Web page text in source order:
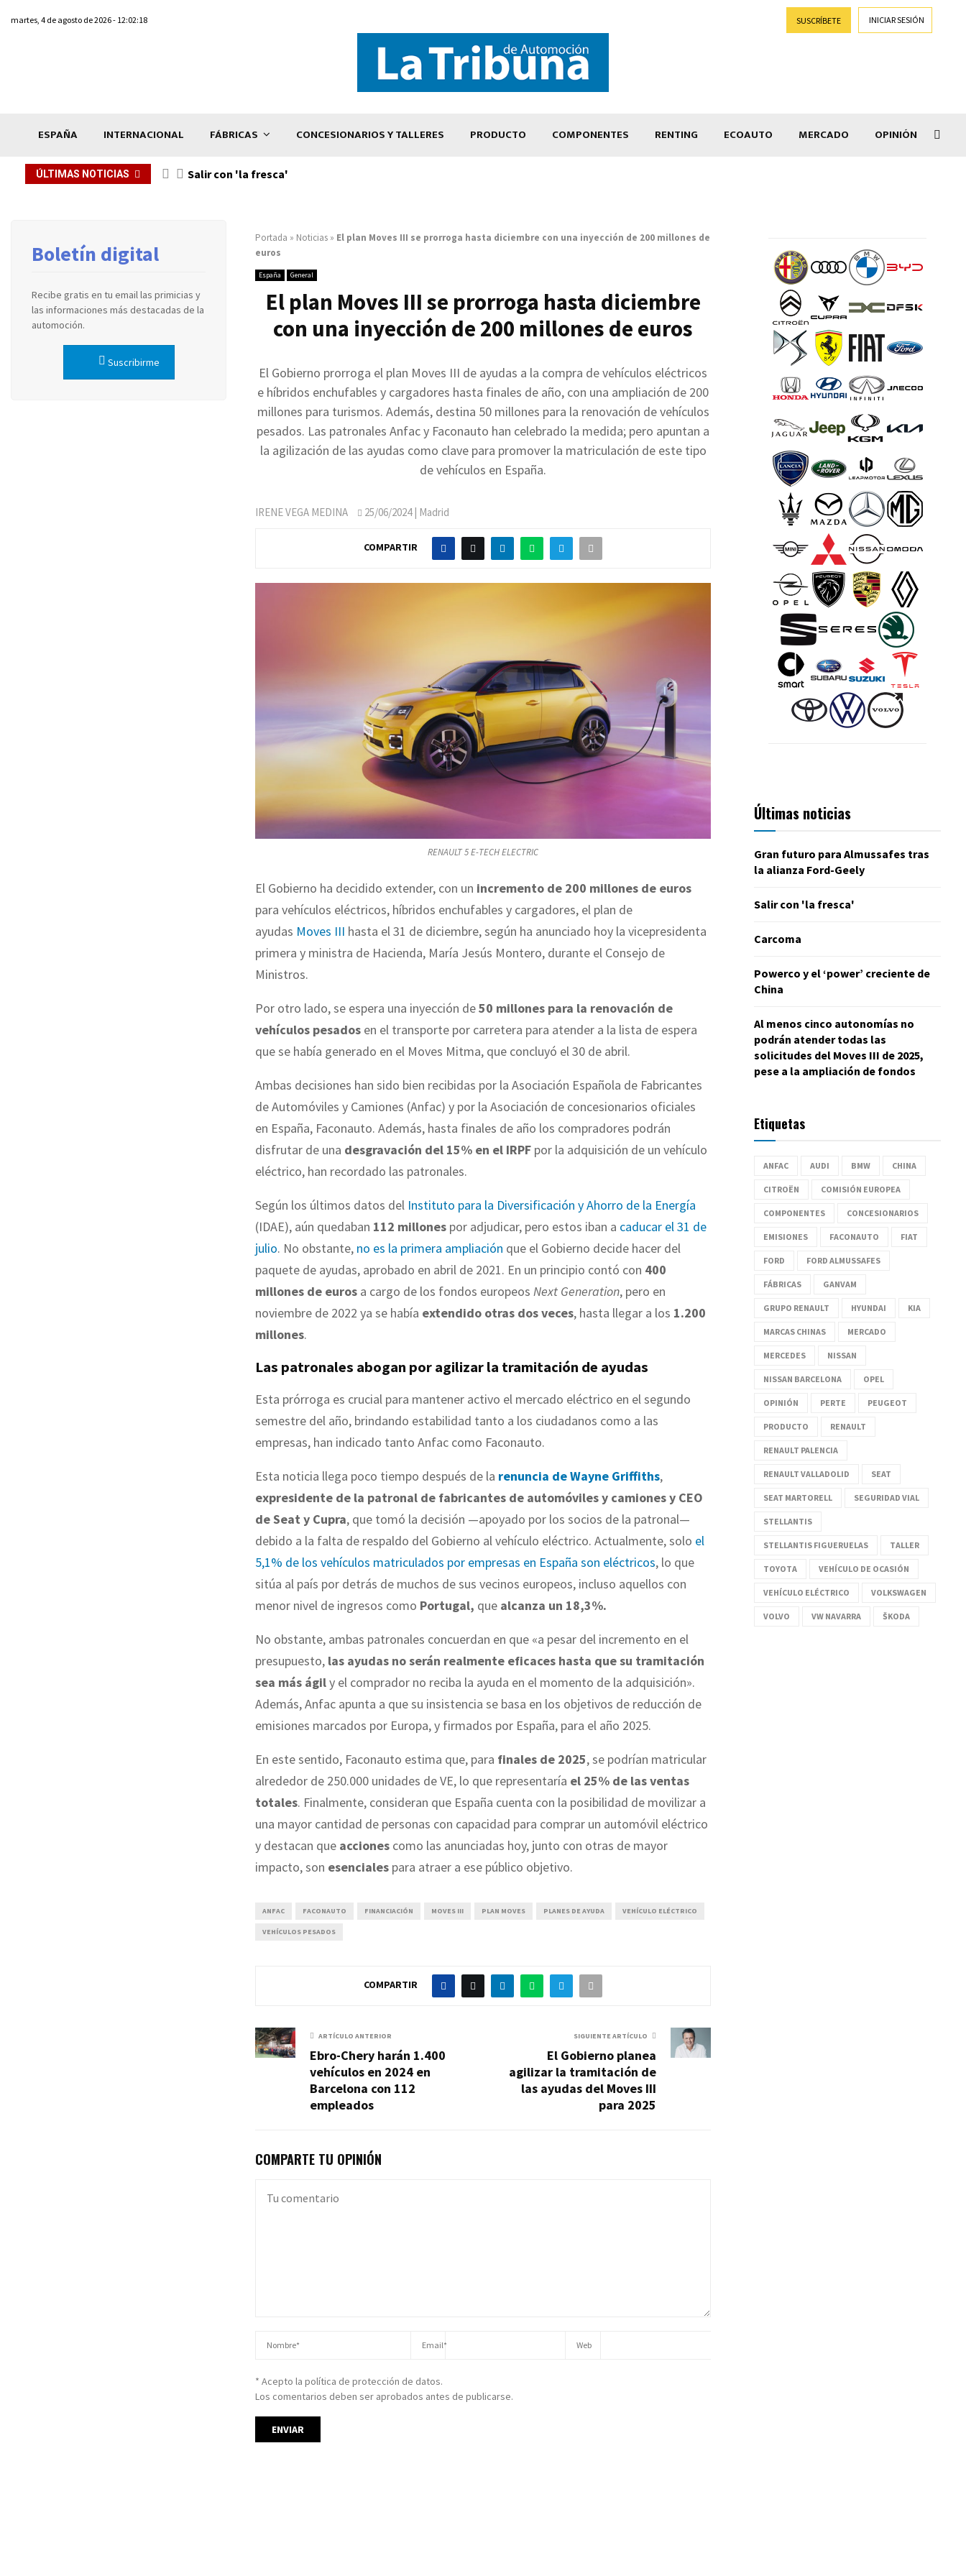
martes, 4 de agosto de 2026 - 12:02:18 SUSCRÍBETE INICIAR SESIÓN
ESPAÑA INTERNACIONAL FÁBRICAS CONCESIONARIOS Y TALLERES PRODUCTO COMPONENTES RENTING ECOAUTO MERCADO OPINIÓN
ÚLTIMAS NOTICIAS Salir con 'la fresca'
Portada » Noticias » El plan Moves III se prorroga hasta diciembre con una inyección de 200 millones de
euros
España General
El plan Moves III se prorroga hasta diciembre
con una inyección de 200 millones de euros
El Gobierno prorroga el plan Moves III de ayudas a la compra de vehículos eléctricos
e híbridos enchufables y cargadores hasta finales de año, con una ampliación de 200
millones para turismos. Además, destina 50 millones para la renovación de vehículos
pesados. Las patronales Anfac y Faconauto han celebrado la medida; pero apuntan a
la agilización de las ayudas como clave para promover la matriculación de este tipo
de vehículos en España.
IRENE VEGA MEDINA 25/06/2024| Madrid
COMPARTIR
RENAULT 5 E-TECH ELECTRIC
El Gobierno ha decidido extender, con un incremento de 200 millones de euros
para vehículos eléctricos, híbridos enchufables y cargadores, el plan de
ayudas Moves III hasta el 31 de diciembre, según ha anunciado hoy la vicepresidenta
primera y ministra de Hacienda, María Jesús Montero, durante el Consejo de
Ministros.
Por otro lado, se espera una inyección de50 millones para la renovación de
vehículos pesados en el transporte por carretera para atender a la lista de espera
que se había generado en el Moves Mitma, que concluyó el 30 de abril.
Ambas decisiones han sido bien recibidas por la Asociación Española de Fabricantes
de Automóviles y Camiones (Anfac) y por la Asociación de concesionarios oficiales
en España, Faconauto. Además, hasta finales de año los compradores podrán
disfrutar de una desgravación del 15% en el IRPF por la adquisición de un vehículo
eléctrico, han recordado las patronales.
Según los últimos datos del Instituto para la Diversificación y Ahorro de la Energía
(IDAE), aún quedaban 112 millones por adjudicar, pero estos iban a caducar el 31 de
julio. No obstante, no es la primera ampliación que el Gobierno decide hacer del
paquete de ayudas, aprobado en abril de 2021. En un principio contó con 400
millones de euros a cargo de los fondos europeos Next Generation, pero en
noviembre de 2022 ya se había extendido otras dos veces, hasta llegar a los 1.200
millones.
Las patronales abogan por agilizar la tramitación de ayudas
Esta prórroga es crucial para mantener activo el mercado eléctrico en el segundo
semestre del año, brindando estabilidad tanto a los ciudadanos como a las
empresas, han indicado tanto Anfac como Faconauto.
Esta noticia llega poco tiempo después de la renuncia de Wayne Griffiths,
expresidente de la patronal de fabricantes de automóviles y camiones y CEO
de Seat y Cupra, que tomó la decisión —apoyado por los socios de la patronal—
debido a la falta de respaldo del Gobierno al vehículo eléctrico. Actualmente, solo el
5,1% de los vehículos matriculados por empresas en España son eléctricos, lo que
sitúa al país por detrás de muchos de sus vecinos europeos, incluso aquellos con
menor nivel de ingresos como Portugal, que alcanza un 18,3%.
No obstante, ambas patronales concuerdan en que «a pesar del incremento en el
presupuesto, las ayudas no serán realmente eficaces hasta que su tramitación
sea más ágily el comprador no reciba la ayuda en el momento de la adquisición».
Además, Anfac apunta a que su insistencia se basa en los objetivos de reducción de
emisiones marcados por Europa, y firmados por España, para el año 2025.
En este sentido, Faconauto estima que, para finales de 2025, se podrían matricular
alrededor de 250.000 unidades de VE, lo que representaría el 25% de las ventas
totales. Finalmente, consideran que España cuenta con la posibilidad de movilizar a
una mayor cantidad de personas con capacidad para comprar un automóvil eléctrico
y destacan que acciones como las anunciadas hoy, junto con otras de mayor
impacto, son esenciales para atraer a ese público objetivo.
ANFAC FACONAUTO FINANCIACIÓN MOVES III PLAN MOVES PLANES DE AYUDA VEHÍCULO ELÉCTRICO
VEHÍCULOS PESADOS
COMPARTIR
ARTÍCULO ANTERIOR
Ebro-Chery harán 1.400
vehículos en 2024 en
Barcelona con 112
empleados
SIGUIENTE ARTÍCULO
El Gobierno planea
agilizar la tramitación de
las ayudas del Moves III
para 2025
COMPARTE TU OPINIÓN
* Acepto la política de protección de datos.
Los comentarios deben ser aprobados antes de publicarse.
Boletín digital
Recibe gratis en tu email las primicias y
las informaciones más destacadas de la
automoción.
Suscribirme
Últimas noticias
Gran futuro para Almussafes tras
la alianza Ford-Geely
Salir con 'la fresca'
Carcoma
Powerco y el ‘power’ creciente de
China
Al menos cinco autonomías no
podrán atender todas las
solicitudes del Moves III de 2025,
pese a la ampliación de fondos
Etiquetas
ANFAC AUDI BMW CHINA
CITROËN COMISIÓN EUROPEA
COMPONENTES CONCESIONARIOS
EMISIONES FACONAUTO FIAT
FORD FORD ALMUSSAFES
FÁBRICAS GANVAM
GRUPO RENAULT HYUNDAI KIA
MARCAS CHINAS MERCADO
MERCEDES NISSAN
NISSAN BARCELONA OPEL
OPINIÓN PERTE PEUGEOT
PRODUCTO RENAULT
RENAULT PALENCIA
RENAULT VALLADOLID SEAT
SEAT MARTORELL SEGURIDAD VIAL
STELLANTIS
STELLANTIS FIGUERUELAS TALLER
TOYOTA VEHÍCULO DE OCASIÓN
VEHÍCULO ELÉCTRICO VOLKSWAGEN
VOLVO VW NAVARRA ŠKODA